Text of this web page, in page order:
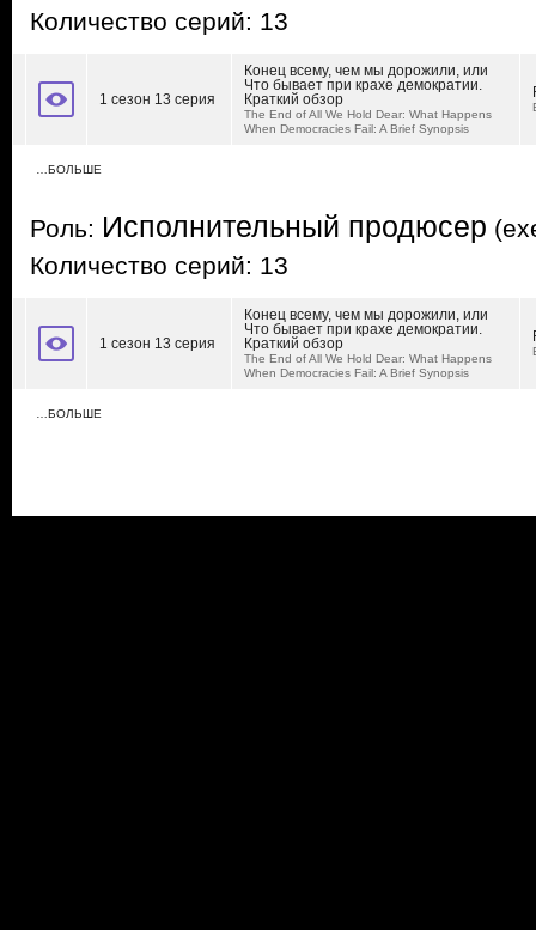
Количество серий: 13
1 сезон 13 серия
Конец всему, чем мы дорожили, или
Что бывает при крахе демократии.
Краткий обзор
The End of All We Hold Dear: What Happens
When Democracies Fail: A Brief Synopsis
…БОЛЬШЕ
Роль: Исполнительный продюсер
Количество серий: 13
1 сезон 13 серия
Конец всему, чем мы дорожили, или
Что бывает при крахе демократии.
Краткий обзор
The End of All We Hold Dear: What Happens
When Democracies Fail: A Brief Synopsis
…БОЛЬШЕ